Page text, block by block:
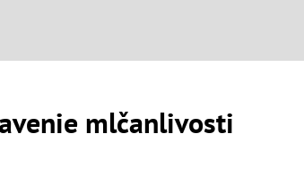
mlčanlivosti